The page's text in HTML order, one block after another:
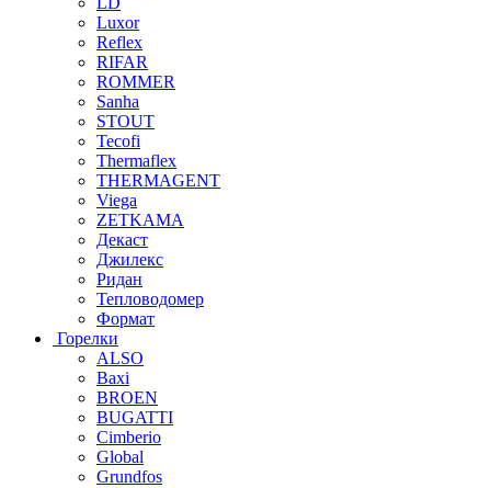
Luxor
Reflex
RIFAR
ROMMER
Sanha
STOUT
Tecofi
Thermaflex
THERMAGENT
Viega
ZETKAMA
Декаст
Джилекс
Ридан
Тепловодомер
Формат
Горелки
ALSO
Baxi
BROEN
BUGATTI
Cimberio
Global
Grundfos